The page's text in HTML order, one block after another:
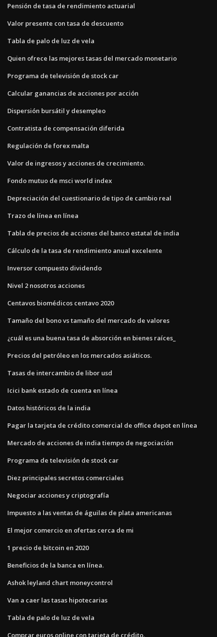
Pensión de tasa de rendimiento actuarial
Valor presente con tasa de descuento
Tabla de palo de luz de vela
Quien ofrece las mejores tasas del mercado monetario
Programa de televisión de stock car
Calcular ganancias de acciones por acción
Dispersión bursátil y desempleo
Contratista de compensación diferida
Regulación de forex malta
Valor de ingresos y acciones de crecimiento.
Fondo mutuo de msci world index
Depreciación del cuestionario de tipo de cambio real
Trazo de línea en línea
Tabla de precios de acciones del banco estatal de india
Cálculo de la tasa de rendimiento anual excelente
Inversor compuesto dividendo
Nivel 2 nosotros acciones
Centavos biomédicos centavo 2020
Tamaño del bono vs tamaño del mercado de valores
¿cuál es una buena tasa de absorción en bienes raíces_
Precios del petróleo en los mercados asiáticos.
Tasas de intercambio de libor usd
Icici bank estado de cuenta en línea
Datos históricos de la india
Pagar la tarjeta de crédito comercial de office depot en línea
Mercado de acciones de india tiempo de negociación
Programa de televisión de stock car
Diez principales secretos comerciales
Negociar acciones y criptografía
Impuesto a las ventas de águilas de plata americanas
El mejor comercio en ofertas cerca de mi
1 precio de bitcoin en 2020
Beneficios de la banca en línea.
Ashok leyland chart moneycontrol
Van a caer las tasas hipotecarias
Tabla de palo de luz de vela
Comprar euros online con tarjeta de crédito.